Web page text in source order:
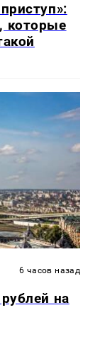
которые
6 часов назад
на